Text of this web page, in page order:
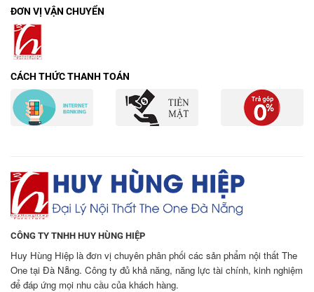
ĐƠN VỊ VẬN CHUYỂN
CÁCH THỨC THANH TOÁN
CÔNG TY TNHH HUY HÙNG HIỆP
Huy Hùng Hiệp là đơn vị chuyên phân phối các sản phẩm nội thất The
One tại Đà Nẵng. Công ty đủ khả năng, năng lực tài chính, kinh nghiệm
để đáp ứng mọi nhu cầu của khách hàng.